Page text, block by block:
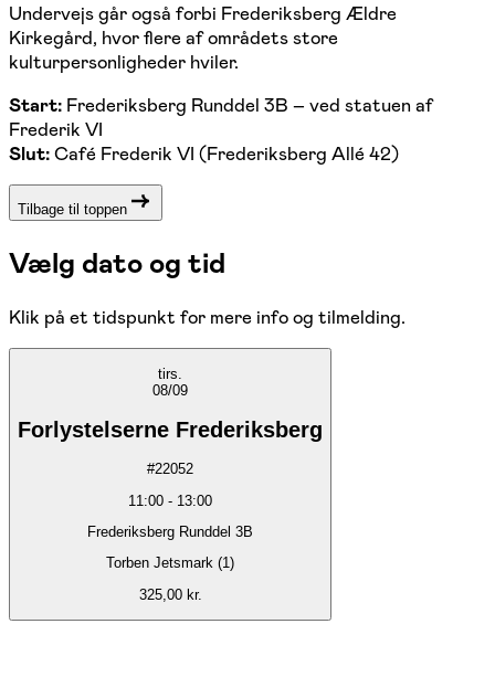
Undervejs går også forbi Frederiksberg Ældre
Kirkegård, hvor flere af områdets store
kulturpersonligheder hviler.
Start: Frederiksberg Runddel 3B – ved statuen af
Frederik VI
Slut:Café Frederik VI (Frederiksberg Allé 42)
Tilbage til toppen
Vælg dato og tid
Klik på et tidspunkt for mere info og tilmelding.
tirs.
08/09
Forlystelserne Frederiksberg
#22052
11:00 - 13:00
Frederiksberg Runddel 3B
Torben Jetsmark (1)
325,00 kr.